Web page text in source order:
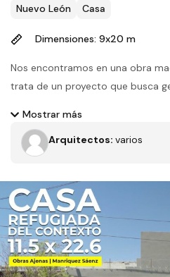
Nuevo León Casa
Dimensiones: 9x20 m
Nos encontramos en una obra
trata de un proyecto que busca
Mostrar más
Arquitectos: varios
Filtros